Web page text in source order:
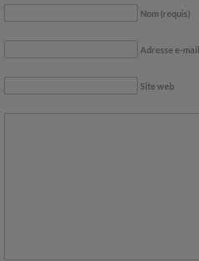
Nom (requis)
Adresse e-
Site web